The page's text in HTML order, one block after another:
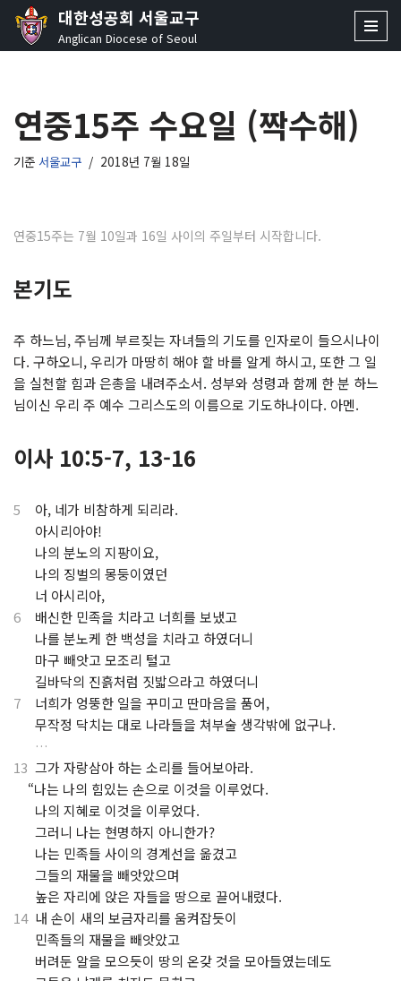
콘
로
건
너
대한성공회 서울교구
Anglican Diocese of Seoul
연중15주 수요일 (짝수해)
기준 서울교구 2018년 7월 18일
연중15주는 7월 10일과 16일 사이의 주일부터 시작합니다.
본기도
주 하느님, 주님께 부르짖는 자녀들의 기도를 인자로이 들으시나이
다. 구하오니, 우리가 마땅히 해야 할 바를 알게 하시고, 또한 그 일
을 실천할 힘과 은총을 내려주소서. 성부와 성령과 함께 한 분 하느
님이신 우리 주 예수 그리스도의 이름으로 기도하나이다. 아멘.
이사 10:5-7, 13-16
5 아, 네가 비참하게 되리라.
아시리아야!
나의 분노의 지팡이요,
나의 징벌의 몽둥이였던
너 아시리아,
6 배신한 민족을 치라고 너희를 보냈고
나를 분노케 한 백성을 치라고 하였더니
마구 빼앗고 모조리 털고
길바닥의 진흙처럼 짓밟으라고 하였더니
7 너희가 엉뚱한 일을 꾸미고 딴마음을 품어,
무작정 닥치는 대로 나라들을 쳐부술 생각밖에 없구나.
…
13 그가 자랑삼아 하는 소리를 들어보아라.
“나는 나의 힘있는 손으로 이것을 이루었다.
나의 지혜로 이것을 이루었다.
그러니 나는 현명하지 아니한가?
나는 민족들 사이의 경계선을 옮겼고
그들의 재물을 빼앗았으며
높은 자리에 앉은 자들을 땅으로 끌어내렸다.
14내 손이 새의 보금자리를 움켜잡듯이
민족들의 재물을 빼앗았고
버려둔 알을 모으듯이 땅의 온갖 것을 모아들였는데도